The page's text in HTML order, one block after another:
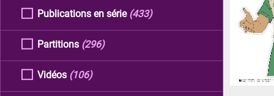
Publications en série (433)
Partitions (296)
Vidéos (106)